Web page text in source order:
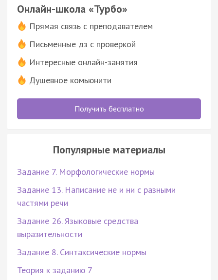
Онлайн-школа «Турбо»
Прямая связь с преподавателем
Письменные дз с проверкой
Интересные онлайн-занятия
Душевное комьюнити
Получить бесплатно
Популярные материалы
Задание 7. Морфологические нормы
Задание 13. Написание не и ни с разными
частями речи
Задание 26. Языковые средства
выразительности
Задание 8. Синтаксические нормы
Теория к заданию 7